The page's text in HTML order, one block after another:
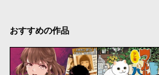
おすすめの作品